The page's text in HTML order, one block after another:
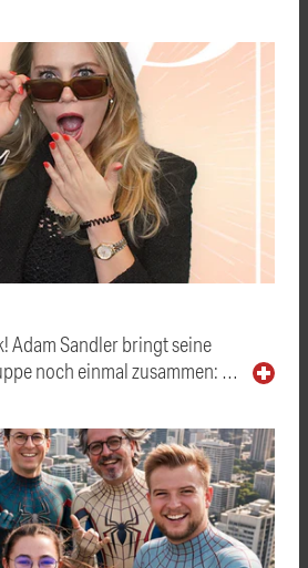
Adam Sandler bringt seine
noch einmal zusammen: …